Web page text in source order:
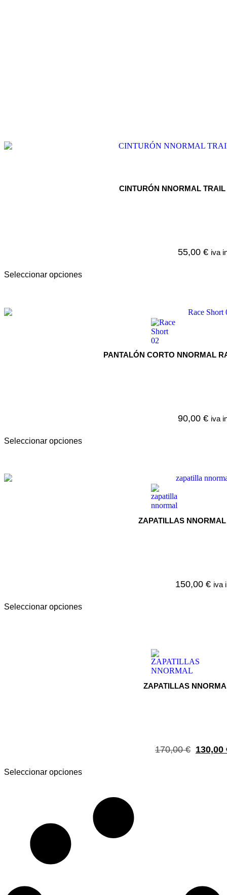
CINTURÓN NNORMAL
55,00 € iva
Seleccionar opciones
PANTALÓN CORTO NNORMAL
90,00 € iva
Seleccionar opciones
ZAPATILLAS
150,00 € iva
Seleccionar opciones
ZAPATILLAS
170,00€ 130,00
Seleccionar opciones